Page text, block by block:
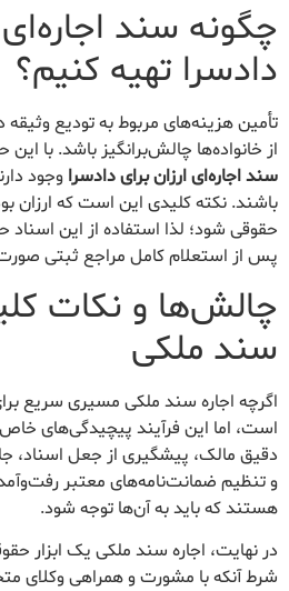
چگونه سند اجاره‌ای
دادسرا تهیه کنیم؟
تأمین هزینه‌های مربوط به تودیع وثیقه
از خانواده‌ها چالش‌برانگیز باشد. با
سند اجاره‌ای ارزان برای دادسرا وجود
باشند. نکته کلیدی این است که ارزان
حقوقی شود؛ لذا استفاده از این
پس از استعلام کامل مراجع ثبتی
چالش‌ها و نکات
سند ملکی
اگرچه اجاره سند ملکی مسیری سریع
است، اما این فرآیند پیچیدگی‌های خاص
دقیق مالک، پیشگیری از جعل اسناد،
و تنظیم ضمانت‌نامه‌های معتبر
هستند که باید به آن‌ها توجه شود.
در نهایت، اجاره سند ملکی یک ابزار
شرط آنکه با مشورت و همراهی وکلای